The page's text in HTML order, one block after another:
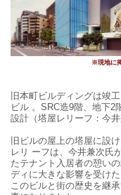
※現地に
旧本町ビルディングは竣工
ビル 。SRC造9階、地下2
設計（塔屋レリーフ：今井
旧ビルの屋上の塔屋に設
レリ ーフは、 今井兼次氏
たテナント入居者の憩い
ディに大きな影響を受け
このビルと街の歴史を継